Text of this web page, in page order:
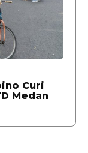
Curi
Medan